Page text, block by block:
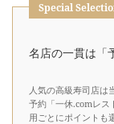
Special
名店の一貫は「
人気の高級寿司店は
予約「一休.comレス
用ごとにポイントも